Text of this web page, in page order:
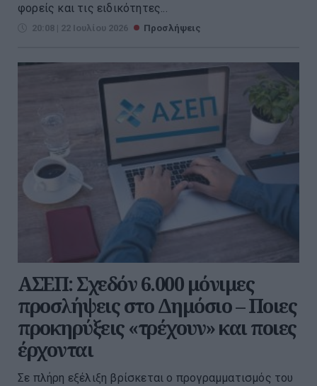
φορείς και τις ειδικότητες...
20:08 | 22 Ιουλίου 2026 Προσλήψεις
ΑΣΕΠ: Σχεδόν 6.000 μόνιμες
προσλήψεις στο Δημόσιο – Ποιες
προκηρύξεις «τρέχουν» και ποιες
έρχονται
Σε πλήρη εξέλιξη βρίσκεται ο προγραμματισμός του